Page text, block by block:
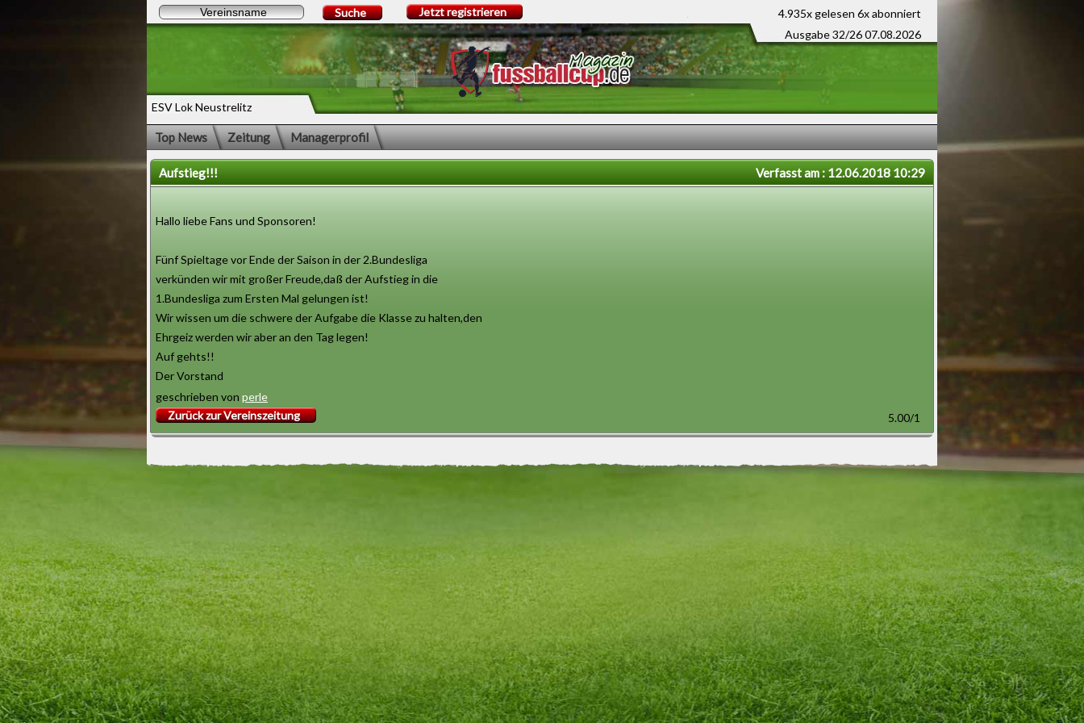
4.935x gelesen 6x abonniert
Ausgabe 32/26 07.08.2026
ESV Lok Neustrelitz
Suche Jetzt registrieren
Top News Zeitung Managerprofil
Aufstieg!!! Verfasst am : 12.06.2018 10:29
Hallo liebe Fans und Sponsoren!
Fünf Spieltage vor Ende der Saison in der 2.Bundesliga
verkünden wir mit großer Freude,daß der Aufstieg in die
1.Bundesliga zum Ersten Mal gelungen ist!
Wir wissen um die schwere der Aufgabe die Klasse zu halten,den
Ehrgeiz werden wir aber an den Tag legen!
Auf gehts!!
Der Vorstand
geschrieben von perle
Zurück zur Vereinszeitung
5.00/1